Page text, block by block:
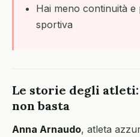
Hai meno continuità
sportiva
Le storie degli
non basta
Anna Arnaudo, atleta